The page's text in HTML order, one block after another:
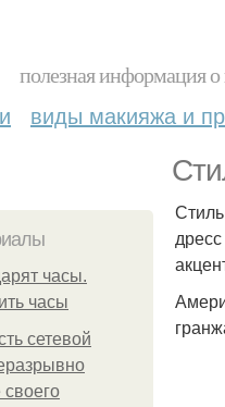
полезная информация
виды макияжа и
часы.
часы
сетевой
своего